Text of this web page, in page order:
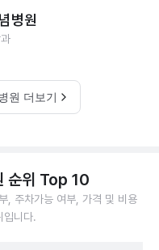
병원
원 더보기
순위 Top 10
, 주차가능 여부, 가격 및 비용
입니다.